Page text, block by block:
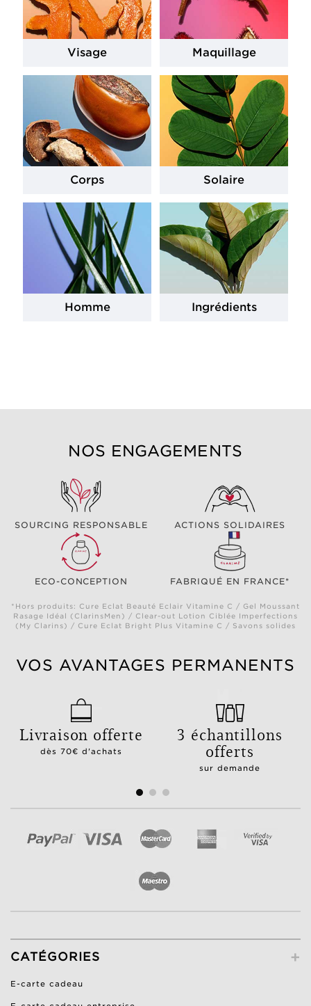
Visage Maquillage
Corps Solaire
Homme Ingrédients
NOS ENGAGEMENTS
SOURCING RESPONSABLE ACTIONS SOLIDAIRES
ECO-CONCEPTION FABRIQUÉ EN FRANCE*
*Hors produits: Cure Eclat Beauté Eclair Vitamine C / Gel Moussant
Rasage Idéal (ClarinsMen) / Clear-out Lotion Ciblée Imperfections
(My Clarins) / Cure Eclat Bright Plus Vitamine C / Savons solides
VOS AVANTAGES PERMANENTS
Livraison offerte
dès 70€ d'achats
3 échantillons
offerts
sur demande
+
CATÉGORIES
E-carte cadeau